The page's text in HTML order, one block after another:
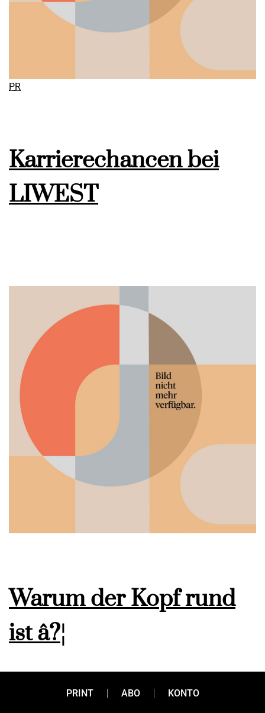
PR
Karrierechancen bei
LIWEST
Warum der Kopf rund
ist â?¦
â?¦ und wie das mit erfolgreichem Networking
zusammenhängt? Gerhard Pichler, Geschäftsführer von
PRINT ABO KONTO